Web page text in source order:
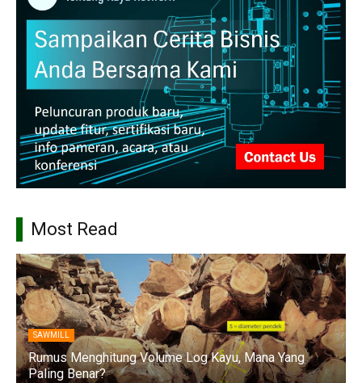
Most Read
SAWMILL
Rumus Menghitung Volume Log Kayu, Mana Yang
Paling Benar?